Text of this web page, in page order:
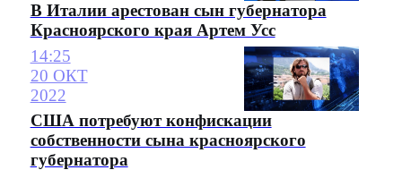
В Италии арестован сын губернатора
Красноярского края Артем Усс
14:25
20 ОКТ
2022
США потребуют конфискации
собственности сына красноярского
губернатора